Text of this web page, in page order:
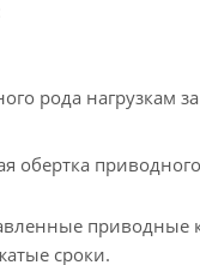
рода нагрузкам
обертка
сроки.